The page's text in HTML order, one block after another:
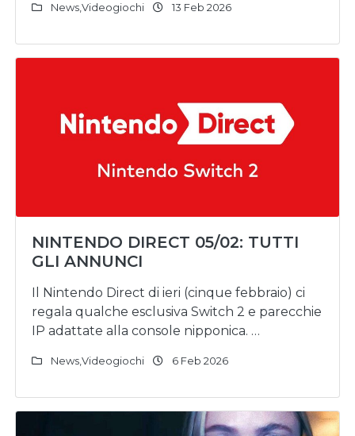
NewsVideogiochi 13 Feb 2026
NINTENDO DIRECT 05/02: TUTTI
GLI ANNUNCI
Il Nintendo Direct di ieri (cinque febbraio) ci
regala qualche esclusiva Switch 2 e parecchie
IP adattate alla console nipponica. …
NewsVideogiochi 6 Feb 2026